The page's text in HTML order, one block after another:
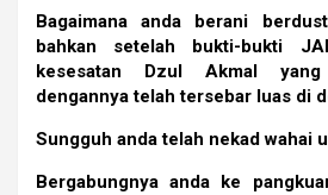
Bagaimana anda berani
bahkan setelah bukti-bukti
kesesatan Dzul Akmal
dengannya telah tersebar luas di
Sungguh anda telah nekad wahai
Bergabungnya anda ke